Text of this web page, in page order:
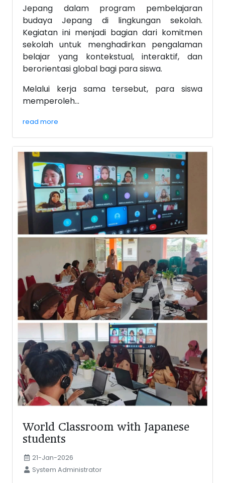
Jepang dalam program pembelajaran
budaya Jepang di lingkungan sekolah.
Kegiatan ini menjadi bagian dari komitmen
sekolah untuk menghadirkan pengalaman
belajar yang kontekstual, interaktif, dan
berorientasi global bagi para siswa.
Melalui kerja sama tersebut, para siswa
memperoleh...
read more
World Classroom with Japanese
students
21-Jan-2026
System Administrator